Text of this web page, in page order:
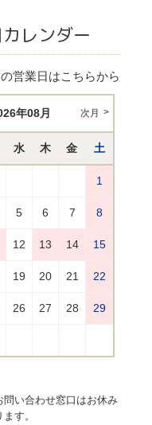
レンダー
営業日はこちらから
問い合わせ窓口はお休み
す。